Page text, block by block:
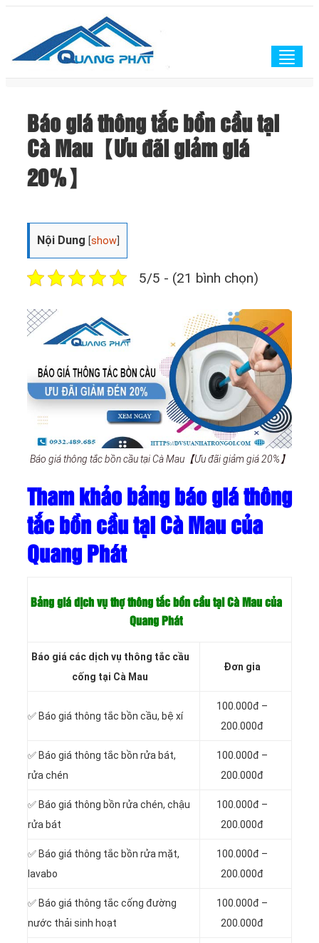
Báo giá thông tắc bồn cầu tại
Cà Mau【Ưu đãi giảm giá
20%】
Nội Dung [show
5/5 - (21 bình chọn)
Báo giá thông tắc bồn cầu tại Cà Mau【Ưu đãi giảm giá 20%】
Tham khảo bảng báo giá thông
tắc bồn cầu tại Cà Mau của
Quang Phát
Bảng giá dịch vụ thợ thông tắc bồn cầu tại Cà Mau của
Quang Phát
Báo giá các dịch vụ thông tắc cầu
cống tại Cà Mau
Đơn gia
✅ Báo giá thông tắc bồn cầu, bệ xí
100.000đ –
200.000đ
✅ Báo giá thông tắc bồn rửa bát,
rửa chén
100.000đ –
200.000đ
✅ Báo giá thông bồn rửa chén, chậu
rửa bát
100.000đ –
200.000đ
✅ Báo giá thông tắc bồn rửa mặt,
lavabo
100.000đ –
200.000đ
‎✅ Báo giá thông tắc cống đường
nước thải sinh hoạt
100.000đ –
200.000đ